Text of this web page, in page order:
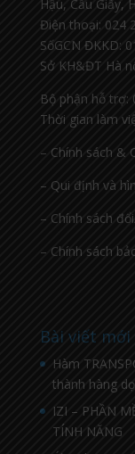
Hậu, Cầu Giấy,
Điện thoại: 024
SốGCN ĐKKD:
Sở KH&ĐT Hà
Bộ phận hỗ trợ:
Thời gian làm
– Chính sách &
– Qui định và
– Chính sách
– Chính sách
Bài viết mới
Hàm
thành hàng
IZI – PHẦN
TÍNH NĂNG